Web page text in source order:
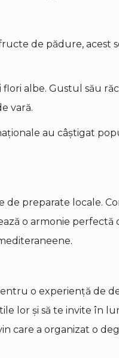
de pădure, acest
albe. Gustul său
vară.
au câștigat
preparate locale.
o armonie perfectă
o experiență de
lor și să te invite în
care a organizat o